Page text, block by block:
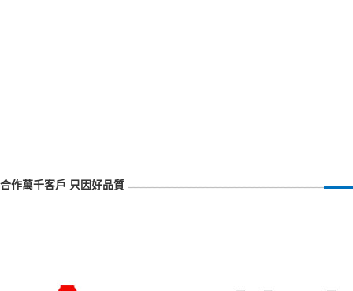
合作萬千客戶 只因好品質